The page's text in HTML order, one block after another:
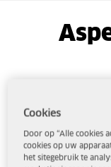
Cookies
Door op “Alle cookies
cookies op uw
het sitegebruik te